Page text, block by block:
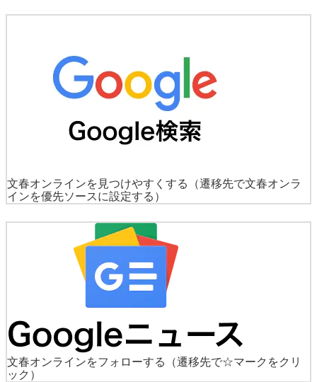
文春オンラインを見つけやすくする
（遷移先で文春オンラ
インを優先ソースに設定する）
文春オンラインをフォローする
（遷移先で☆マークをクリ
ック）